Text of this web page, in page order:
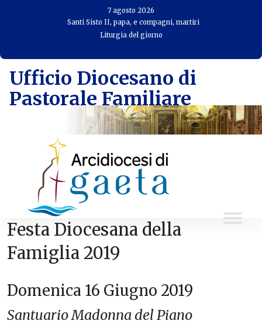
7 agosto 2026
Santi Sisto II, papa, e compagni, martiri
Liturgia del giorno
Ufficio Diocesano di
Pastorale Familiare
Festa Diocesana della
Famiglia 2019
Domenica 16 Giugno 2019
Santuario Madonna del Piano